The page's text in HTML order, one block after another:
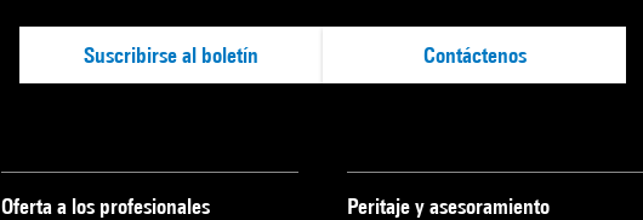
Suscribirse al boletín Contáctenos
Oferta a los profesionales Peritaje y asesoramiento